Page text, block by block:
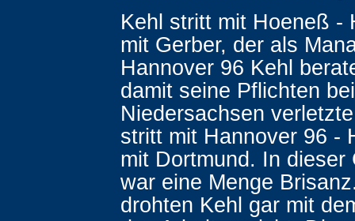
Kehl stritt mit Hoeneß -
mit Gerber, der als
Hannover 96 Kehl
damit seine Pflichten
Niedersachsen
stritt mit Hannover 96 -
mit Dortmund. In dieser
war eine Menge
drohten Kehl gar mit